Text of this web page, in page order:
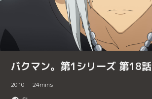
バクマン。第1シリーズ 第18話
2010 24mins